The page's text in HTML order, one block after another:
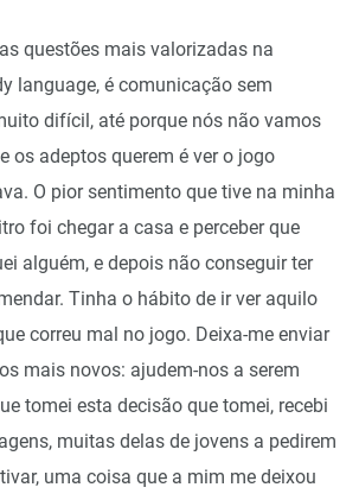
questões mais valorizadas na
language, é comunicação sem
difícil, até porque nós não vamos
os adeptos querem é ver o jogo
O pior sentimento que tive na minha
foi chegar a casa e perceber que
alguém, e depois não conseguir ter
Tinha o hábito de ir ver aquilo
correu mal no jogo. Deixa-me enviar
mais novos: ajudem-nos a serem
tomei esta decisão que tomei, recebi
muitas delas de jovens a pedirem
uma coisa que a mim me deixou